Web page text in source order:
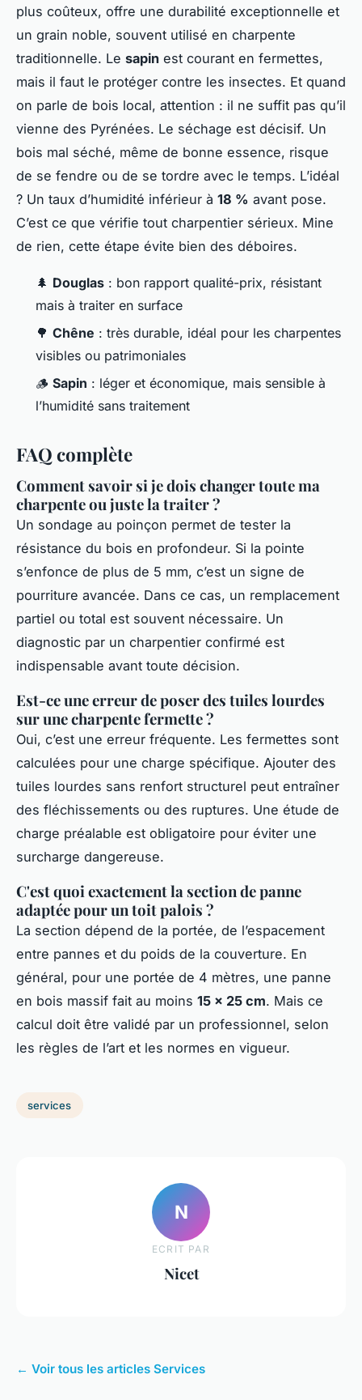
plus coûteux, offre une durabilité exceptionnelle et
un grain noble, souvent utilisé en charpente
traditionnelle. Le sapin est courant en fermettes,
mais il faut le protéger contre les insectes. Et quand
on parle de bois local, attention : il ne suffit pas qu’il
vienne des Pyrénées. Le séchage est décisif. Un
bois mal séché, même de bonne essence, risque
de se fendre ou de se tordre avec le temps. L’idéal
? Un taux d’humidité inférieur à 18 % avant pose.
C’est ce que vérifie tout charpentier sérieux. Mine
de rien, cette étape évite bien des déboires.
🌲 Douglas : bon rapport qualité-prix, résistant
mais à traiter en surface
🌳 Chêne : très durable, idéal pour les charpentes
visibles ou patrimoniales
🪵 Sapin : léger et économique, mais sensible à
l’humidité sans traitement
FAQ complète
Comment savoir si je dois changer toute ma
charpente ou juste la traiter ?
Un sondage au poinçon permet de tester la
résistance du bois en profondeur. Si la pointe
s’enfonce de plus de 5 mm, c’est un signe de
pourriture avancée. Dans ce cas, un remplacement
partiel ou total est souvent nécessaire. Un
diagnostic par un charpentier confirmé est
indispensable avant toute décision.
Est-ce une erreur de poser des tuiles lourdes
sur une charpente fermette ?
Oui, c’est une erreur fréquente. Les fermettes sont
calculées pour une charge spécifique. Ajouter des
tuiles lourdes sans renfort structurel peut entraîner
des fléchissements ou des ruptures. Une étude de
charge préalable est obligatoire pour éviter une
surcharge dangereuse.
C'est quoi exactement la section de panne
adaptée pour un toit palois ?
La section dépend de la portée, de l’espacement
entre pannes et du poids de la couverture. En
général, pour une portée de 4 mètres, une panne
en bois massif fait au moins 15 x 25 cm. Mais ce
calcul doit être validé par un professionnel, selon
les règles de l’art et les normes en vigueur.
services
N
ECRIT PAR
Nicet
← Voir tous les articles Services